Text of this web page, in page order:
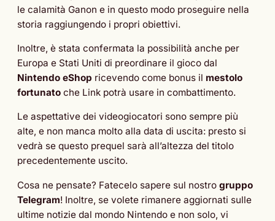
le calamità Ganon e in questo modo proseguire nella
storia raggiungendo i propri obiettivi.
Inoltre, è stata confermata la possibilità anche per
Europa e Stati Uniti di preordinare il gioco dal
Nintendo eShop ricevendo come bonus il mestolo
fortunato che Link potrà usare in combattimento.
Le aspettative dei videogiocatori sono sempre più
alte, e non manca molto alla data di uscita: presto si
vedrà se questo prequel sarà all’altezza del titolo
precedentemente uscito.
Cosa ne pensate? Fatecelo sapere sul nostro gruppo
Telegram! Inoltre, se volete rimanere aggiornati sulle
ultime notizie dal mondo Nintendo e non solo, vi